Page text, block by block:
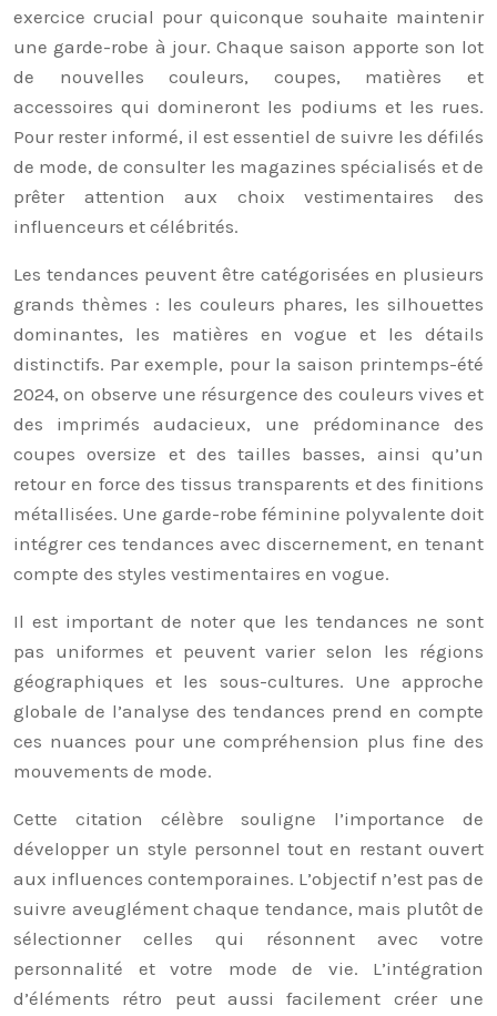
exercice crucial pour quiconque souhaite maintenir
une garde-robe à jour. Chaque saison apporte son lot
de nouvelles couleurs, coupes, matières et
accessoires qui domineront les podiums et les rues.
Pour rester informé, il est essentiel de suivre les défilés
de mode, de consulter les magazines spécialisés et de
prêter attention aux choix vestimentaires des
influenceurs et célébrités.
Les tendances peuvent être catégorisées en plusieurs
grands thèmes : les couleurs phares, les silhouettes
dominantes, les matières en vogue et les détails
distinctifs. Par exemple, pour la saison printemps-été
2024, on observe une résurgence des couleurs vives et
des imprimés audacieux, une prédominance des
coupes oversize et des tailles basses, ainsi qu’un
retour en force des tissus transparents et des finitions
métallisées. Une garde-robe féminine polyvalente doit
intégrer ces tendances avec discernement, en tenant
compte des styles vestimentaires en vogue.
Il est important de noter que les tendances ne sont
pas uniformes et peuvent varier selon les régions
géographiques et les sous-cultures. Une approche
globale de l’analyse des tendances prend en compte
ces nuances pour une compréhension plus fine des
mouvements de mode.
Cette citation célèbre souligne l’importance de
développer un style personnel tout en restant ouvert
aux influences contemporaines. L’objectif n’est pas de
suivre aveuglément chaque tendance, mais plutôt de
sélectionner celles qui résonnent avec votre
personnalité et votre mode de vie. L’intégration
d’éléments rétro peut aussi facilement créer une